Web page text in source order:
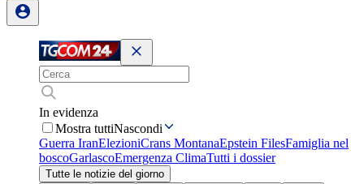
In evidenza
Mostra tuttiNascondi
Guerra IranElezioniCrans MontanaEpstein FilesFamiglia nel
boscoGarlascoEmergenza ClimaTutti i dossier
Tutte le notizie del giorno